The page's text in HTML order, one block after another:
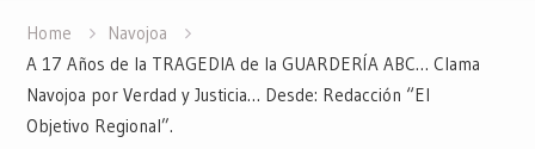
Home
Navojoa
A 17 Años de la TRAGEDIA de la GUARDERÍA ABC… Clama
Navojoa por Verdad y Justicia… Desde: Redacción “El
Objetivo Regional”.